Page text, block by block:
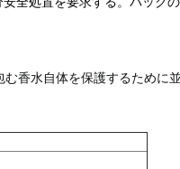
香水自体を保護するために